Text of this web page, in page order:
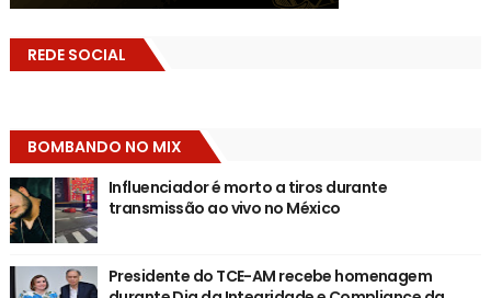
REDE SOCIAL
BOMBANDO NO MIX
Influenciador é morto a tiros durante
transmissão ao vivo no México
Presidente do TCE-AM recebe homenagem